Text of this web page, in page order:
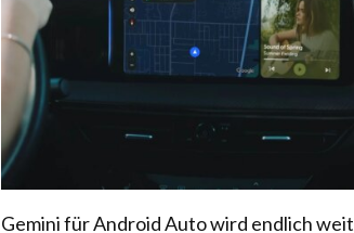
Gemini für Android Auto wird endlich weit